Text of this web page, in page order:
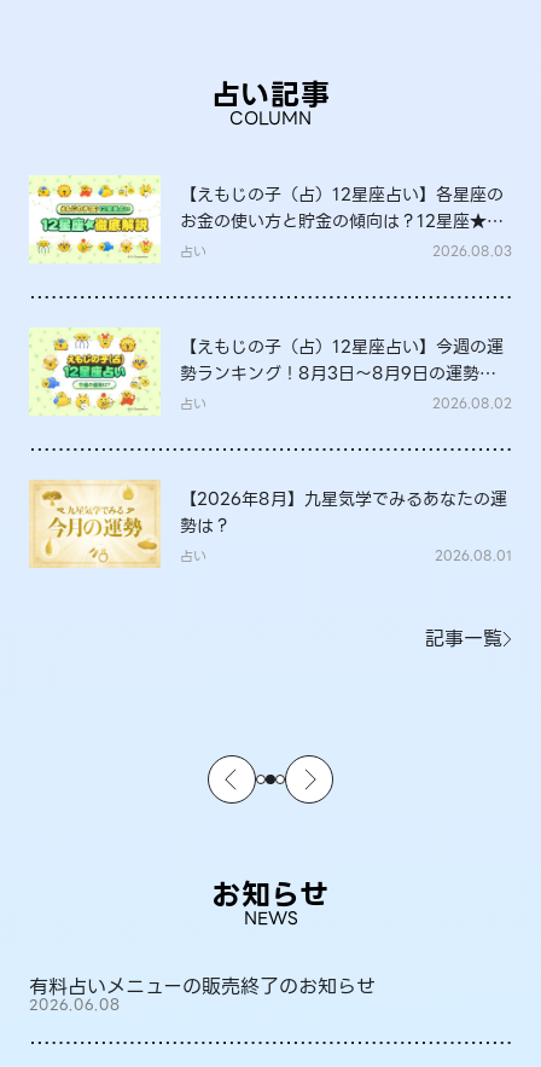
占い記事
COLUMN
【えもじの子（占）12星座占い】各星座の
お金の使い方と貯金の傾向は？12星座★徹
底解説
占い 2026.08.03
【えもじの子（占）12星座占い】今週の運
勢ランキング！8月3日～8月9日の運勢
は？
占い 2026.08.02
【2026年8月】九星気学でみるあなたの運
勢は？
占い 2026.08.01
記事一覧
お知らせ
NEWS
有料占いメニューの販売終了のお知らせ
2026.06.08